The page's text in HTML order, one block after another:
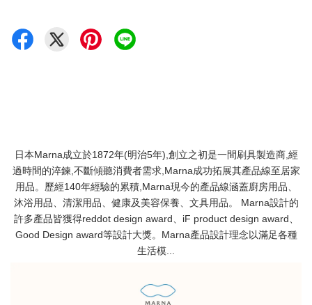
日本Marna成立於1872年(明治5年),創立之初是一間刷具製造商,經
過時間的淬鍊,不斷傾聽消費者需求,Marna成功拓展其產品線至居家
用品。歷經140年經驗的累積,Marna現今的產品線涵蓋廚房用品、
沐浴用品、清潔用品、健康及美容保養、文具用品。 Marna設計的
許多產品皆獲得reddot design award、iF product design award、
Good Design award等設計大獎。Marna產品設計理念以滿足各種
生活模...